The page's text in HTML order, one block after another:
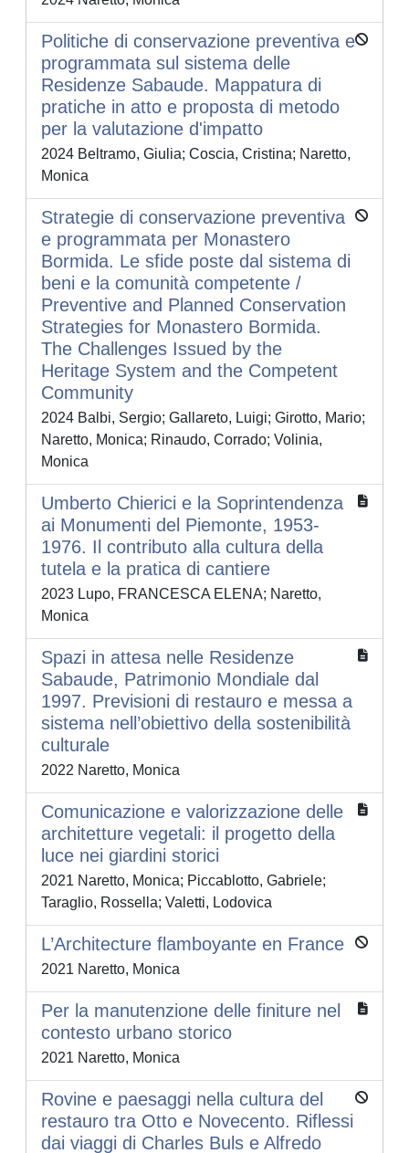
Politiche di conservazione preventiva e
programmata sul sistema delle
Residenze Sabaude. Mappatura di
pratiche in atto e proposta di metodo
per la valutazione d'impatto
2024 Beltramo, Giulia; Coscia, Cristina; Naretto,
Monica
Strategie di conservazione preventiva
e programmata per Monastero
Bormida. Le sfide poste dal sistema di
beni e la comunità competente /
Preventive and Planned Conservation
Strategies for Monastero Bormida.
The Challenges Issued by the
Heritage System and the Competent
Community
2024 Balbi, Sergio; Gallareto, Luigi; Girotto, Mario;
Naretto, Monica; Rinaudo, Corrado; Volinia,
Monica
Umberto Chierici e la Soprintendenza
ai Monumenti del Piemonte, 1953-
1976. Il contributo alla cultura della
tutela e la pratica di cantiere
2023 Lupo, FRANCESCA ELENA; Naretto,
Monica
Spazi in attesa nelle Residenze
Sabaude, Patrimonio Mondiale dal
1997. Previsioni di restauro e messa a
sistema nell’obiettivo della sostenibilità
culturale
2022 Naretto, Monica
Comunicazione e valorizzazione delle
architetture vegetali: il progetto della
luce nei giardini storici
2021 Naretto, Monica; Piccablotto, Gabriele;
Taraglio, Rossella; Valetti, Lodovica
L’Architecture flamboyante en France
2021 Naretto, Monica
Per la manutenzione delle finiture nel
contesto urbano storico
2021 Naretto, Monica
Rovine e paesaggi nella cultura del
restauro tra Otto e Novecento. Riflessi
dai viaggi di Charles Buls e Alfredo